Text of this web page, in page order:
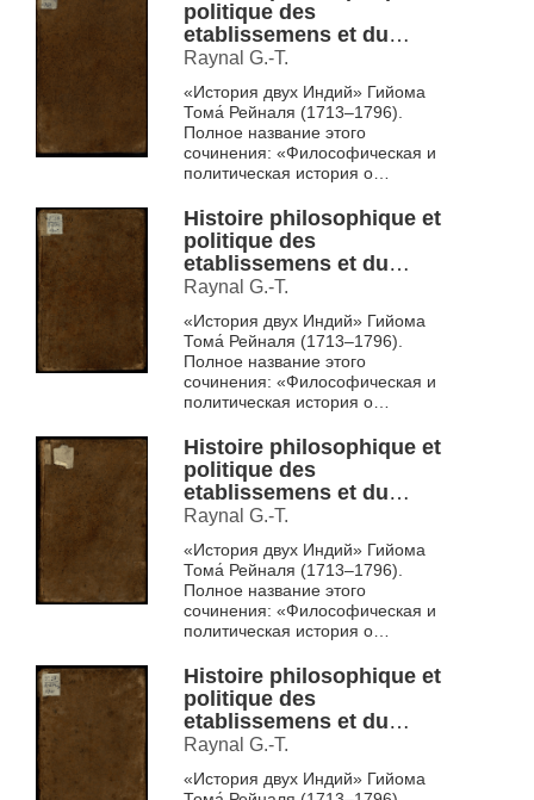
Впервые этот ...
politique des
etablissemens et du
commerce des
Europeens dans les deux
Indes T. 4
Raynal G.-T.
«История двух Индий» Гийома
Тома́ Рейналя (1713–1796).
Полное название этого
сочинения: «Философическая и
политическая история о
европейцев в обеих Индиях».
Впервые этот ...
Histoire philosophique et
politique des
etablissemens et du
commerce des
Europeens dans les deux
Indes T. 5
Raynal G.-T.
«История двух Индий» Гийома
Тома́ Рейналя (1713–1796).
Полное название этого
сочинения: «Философическая и
политическая история о
европейцев в обеих Индиях».
Впервые этот ...
Histoire philosophique et
politique des
etablissemens et du
commerce des
Europeens dans les deux
Indes T. 6
Raynal G.-T.
«История двух Индий» Гийома
Тома́ Рейналя (1713–1796).
Полное название этого
сочинения: «Философическая и
политическая история о
европейцев в обеих Индиях».
Впервые этот ...
Histoire philosophique et
politique des
etablissemens et du
commerce des
Europeens dans les deux
Indes T. 7
Raynal G.-T.
«История двух Индий» Гийома